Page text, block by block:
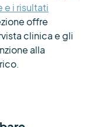
e i risultati
offre
clinica e gli
alla